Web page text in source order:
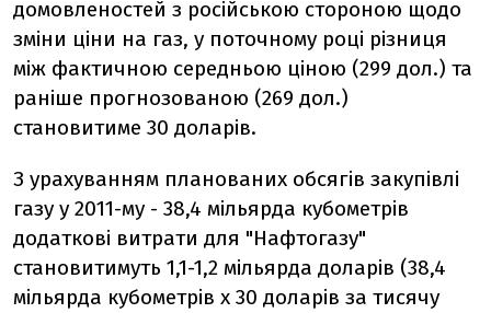
домовленостей з російською стороною щодо
зміни ціни на газ, у поточному році різниця
між фактичною середньою ціною (299 дол.) та
раніше прогнозованою (269 дол.)
становитиме 30 доларів.
З урахуванням планованих обсягів закупівлі
газу у 2011-му - 38,4 мільярда кубометрів
додаткові витрати для "Нафтогазу"
становитимуть 1,1-1,2 мільярда доларів (38,4
мільярда кубометрів х 30 доларів за тисячу